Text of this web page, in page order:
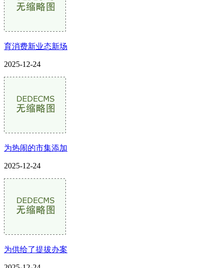
育消费新业态新场
2025-12-24
为热闹的市集添加
2025-12-24
为供给了提拔办案